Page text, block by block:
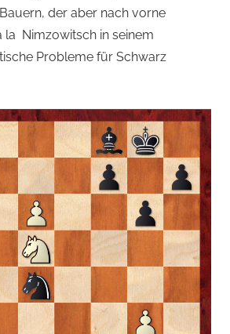
der aber nach vorne
la Nimzowitsch in seinem
Probleme für Schwarz